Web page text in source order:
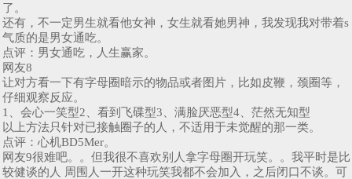
了。
还有，不一定男生就看他女神，女生就看她男神，我发现我对带着s
气质的是男女通吃。
点评：男女通吃，人生赢家。
网友8
让对方看一下有字母圈暗示的物品或者图片，比如皮鞭，颈圈等，
仔细观察反应。
1、会心一笑型2、看到飞碟型3、满脸厌恶型4、茫然无知型
以上方法只针对已接触圈子的人，不适用于未觉醒的那一类。
点评：心机BD5Mer。
网友9很难吧。。但我很不喜欢别人拿字母圈开玩笑。。我平时是比
较健谈的人 周围人一开这种玩笑我都不会加入，之后闭口不谈。可